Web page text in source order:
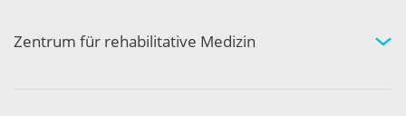
Aktivität und Gemeinschaft
Zentrum für rehabilitative Medizin